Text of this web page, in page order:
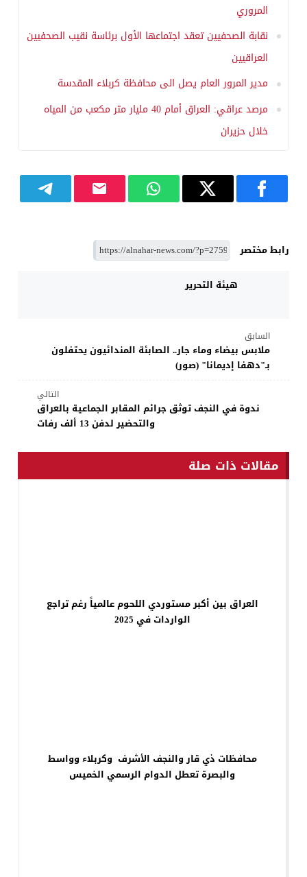
المروري
نقابة الصحفيين تعقد اجتماعها الأول برئاسة نقيب الصحفيين
العراقيين
مدير المرور العام يصل الى محافظة كربلاء المقدسة
مرصد عراقي: العراق أمام 40 مليار متر مكعب من المياه
خلال حزيران
رابط مختصر
هيئة التحرير
السابق
ملابس بيضاء وماء جار.. الصابئة المندائيون يحتفلون
بـ"دهفا إديمانا" (صور)
التالي
ندوة في النجف توثق جرائم المقابر الجماعية بالعراق
والتحضير لدفن 13 ألف رفات
مقالات ذات صلة
العراق بين أكبر مستوردي اللحوم عالمياً رغم تراجع
الواردات في 2025
محافظات ذي قار والنجف الأشرف وكربلاء وواسط
والبصرة تعطل الدوام الرسمي الخميس